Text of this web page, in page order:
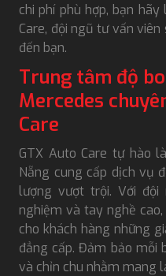
chi phí phù hợp, bạn
Care, đội ngũ tư vấn
đến bạn.
Trung tâm độ
Mercedes
Care
GTX Auto Care tự hào
Nẵng cung cấp dịch vụ
lượng vượt trội. Với
nghiệm và tay nghề
cho khách hàng những
đẳng cấp. Đảm bảo mỗi
và chỉn chu nhằm mang